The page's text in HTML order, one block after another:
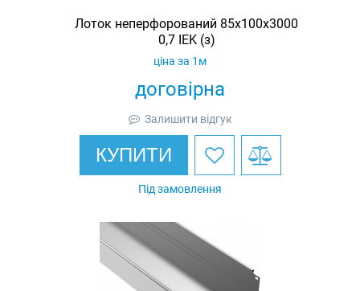
Лоток неперфорований 85х100х3000
0,7 IEK (з)
договірна
ціна за 1м
Залишити відгук
КУПИТИ
Під замовлення